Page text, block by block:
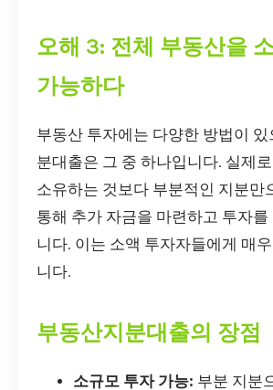
오해 3: 전체 부동산을
가능하다
부동산 투자에는 다양한 방법이 있
분대출은 그 중 하나입니다. 실제
소유하는 것보다 부분적인 지분만
통해 추가 자금을 마련하고 투자를
니다. 이는 소액 투자자들에게 매
니다.
부동산지분대출의 장점
소규모 투자 가능: 부분 지분